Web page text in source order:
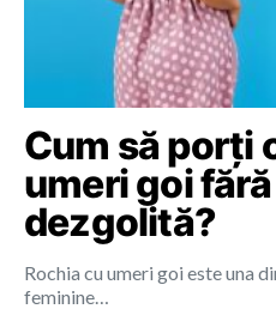
Cum să porți
umeri goi
dezgolită?
Rochia cu umeri goi este una
feminine…